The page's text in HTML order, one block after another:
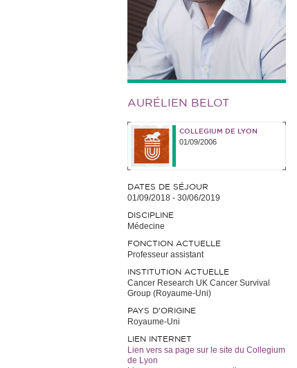
AURÉLIEN BELOT
COLLEGIUM DE LYON
01/09/2006
DATES DE SÉJOUR
01/09/2018 - 30/06/2019
DISCIPLINE
Médecine
FONCTION ACTUELLE
Professeur assistant
INSTITUTION ACTUELLE
Cancer Research UK Cancer Survival
Group (Royaume-Uni)
PAYS D'ORIGINE
Royaume-Uni
LIEN INTERNET
Lien vers sa page sur le site du Collegium
de Lyon